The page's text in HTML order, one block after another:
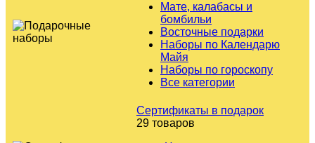
Мате, калабасы и
бомбильи
Восточные подарки
Наборы по Календарю
Майя
Наборы по гороскопу
Все категории
Сертификаты в подарок
29 товаров